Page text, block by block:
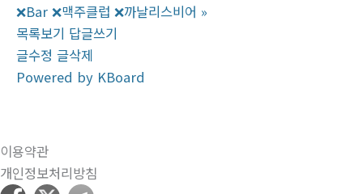
❌Bar ❌맥주클럽 ❌까날리스비어 »
목록보기 답글쓰기
글수정 글삭제
Powered by KBoard
이용약관
개인정보처리방침